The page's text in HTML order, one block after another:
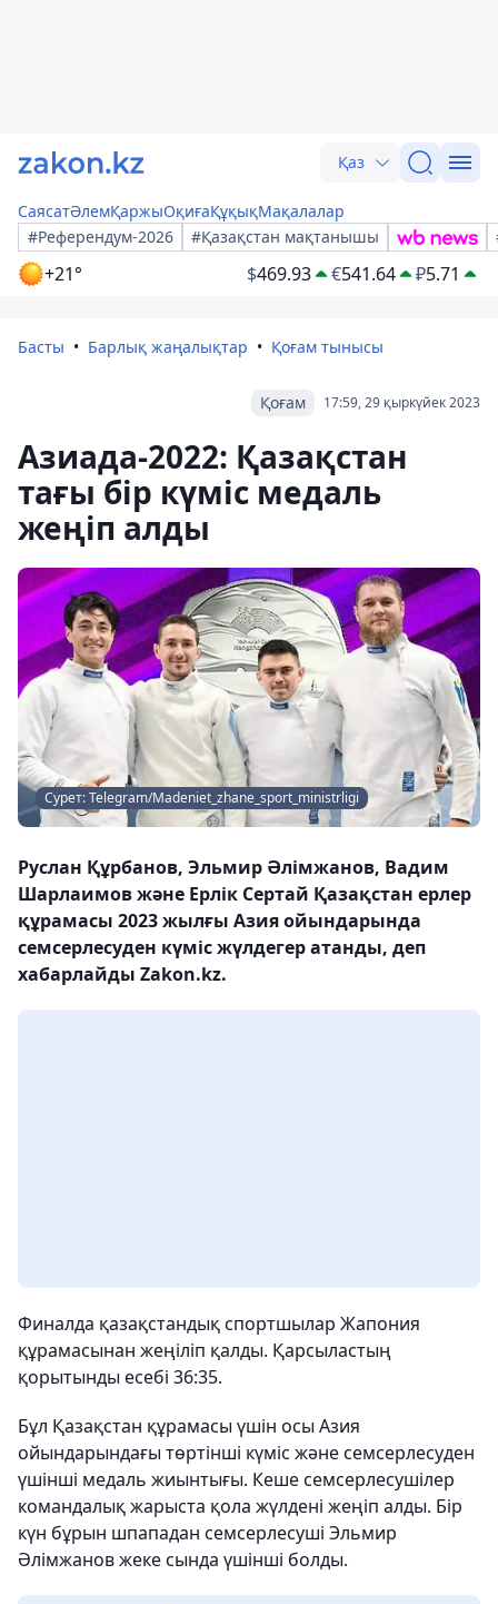
Қаз
СаясатӘлемҚаржыОқиғаҚұқықМақалалар
#Референдум-2026
#Қазақстан мақтанышы
+21° $469.93 €541.64 ₽5.71
Басты Барлық жаңалықтар Қоғам тынысы
17:59, 29 қыркүйек 2023
Қоғам
Азиада-2022: Қазақстан
тағы бір күміс медаль
жеңіп алды
Сурет: Telegram/Madeniet_zhane_sport_ministrligi
Руслан Құрбанов, Эльмир Әлімжанов, Вадим
Шарлаимов және Ерлік Сертай Қазақстан ерлер
құрамасы 2023 жылғы Азия ойындарында
семсерлесуден күміс жүлдегер атанды, деп
хабарлайды Zakon.kz.
Финалда қазақстандық спортшылар Жапония
құрамасынан жеңіліп қалды. Қарсыластың
қорытынды есебі 36:35.
Бұл Қазақстан құрамасы үшін осы Азия
ойындарындағы төртінші күміс және семсерлесуден
үшінші медаль жиынтығы. Кеше семсерлесушілер
командалық жарыста қола жүлдені жеңіп алды. Бір
күн бұрын шпападан семсерлесуші Эльмир
Әлімжанов жеке сында үшінші болды.